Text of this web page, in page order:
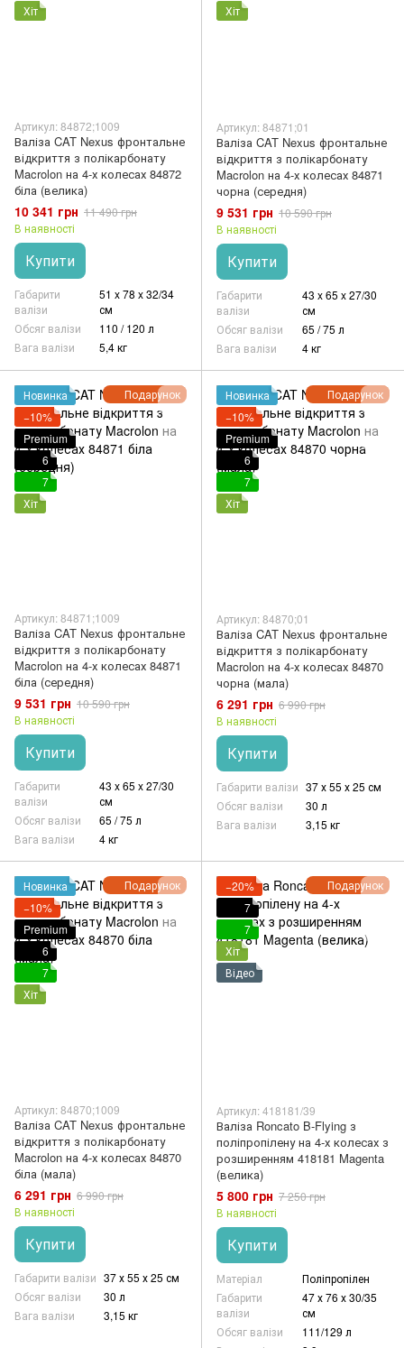
Хіт
Артикул: 84872;1009
Валіза CAT Nexus фронтальне
відкриття з полікарбонату
Macrolon на 4-х колесах 84872
біла (велика)
10 341 грн 11 490 грн
В наявності
Купити
Габарити
валізи
51 x 78 x 32/34
см
Обсяг валізи
110 / 120 л
Вага валізи
5,4 кг
Хіт
Артикул: 84871;01
Валіза CAT Nexus фронтальне
відкриття з полікарбонату
Macrolon на 4-х колесах 84871
чорна (середня)
9 531 грн 10 590 грн
В наявності
Купити
Габарити
валізи
43 x 65 x 27/30
см
Обсяг валізи
65 / 75 л
Вага валізи
4 кг
Подарунок
Новинка
−10%
Premium
6
7
Хіт
Артикул: 84871;1009
Валіза CAT Nexus фронтальне
відкриття з полікарбонату
Macrolon на 4-х колесах 84871
біла (середня)
9 531 грн 10 590 грн
В наявності
Купити
Габарити
валізи
43 x 65 x 27/30
см
Обсяг валізи
65 / 75 л
Вага валізи
4 кг
Подарунок
Новинка
−10%
Premium
6
7
Хіт
Артикул: 84870;01
Валіза CAT Nexus фронтальне
відкриття з полікарбонату
Macrolon на 4-х колесах 84870
чорна (мала)
6 291 грн 6 990 грн
В наявності
Купити
Габарити валізи 37 х 55 х 25 см
Обсяг валізи
30 л
Вага валізи
3,15 кг
Подарунок
Новинка
−10%
Premium
6
7
Хіт
Артикул: 84870;1009
Валіза CAT Nexus фронтальне
відкриття з полікарбонату
Macrolon на 4-х колесах 84870
біла (мала)
6 291 грн 6 990 грн
В наявності
Купити
Габарити валізи 37 х 55 х 25 см
Обсяг валізи
30 л
Вага валізи
3,15 кг
Подарунок
−20%
7
7
Хіт
Відео
Артикул: 418181/39
Валіза Roncato B-Flying з
поліпропілену на 4-х колесах з
розширенням 418181 Magenta
(велика)
5 800 грн 7 250 грн
В наявності
Купити
Матеріал
Поліпропілен
Габарити
валізи
47 х 76 х 30/35
см
Обсяг валізи
111/129 л